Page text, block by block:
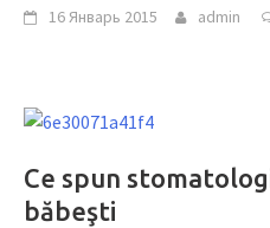
16 Январь 2015 admin
Ce spun
băbeşti